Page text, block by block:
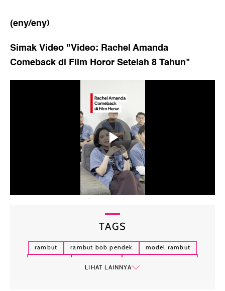
(eny/eny)
Simak Video "Video: Rachel Amanda
Comeback di Film Horor Setelah 8 Tahun"
TAGS
rambut rambut bob pendek
model rambut
LIHAT LAINNYA